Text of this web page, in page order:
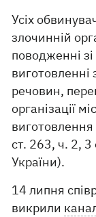
Усіх
злочинній
поводженні
речовин,
організації
виготовлення
ст. 263, ч. 2,
України).
14 липня
викрили